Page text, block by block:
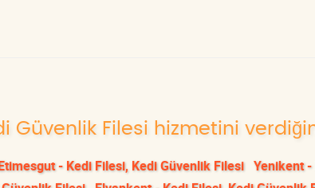
Güvenlik Filesi hizmetini
- Kedi Filesi, Kedi Güvenlik Filesi Yenikent